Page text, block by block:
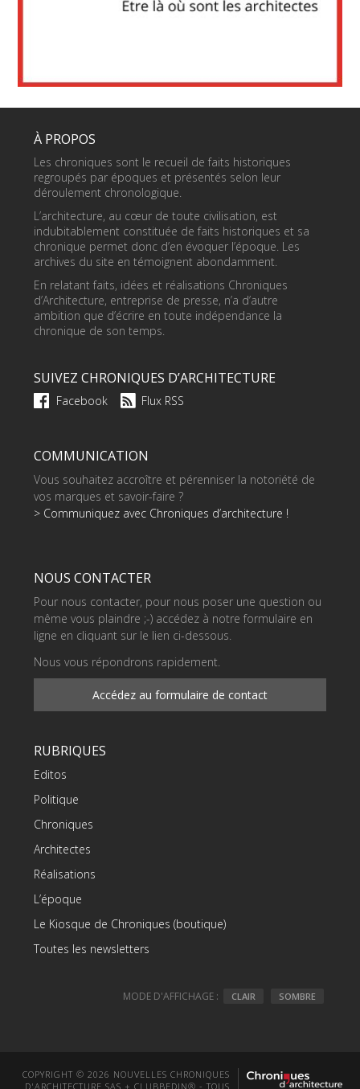
À PROPOS
Les chroniques sont le recueil de faits historiques
regroupés par époques et présentés selon leur
déroulement chronologique.
L’architecture, au cœur de toute civilisation, est
indubitablement constituée de faits historiques et sa
chronique permet donc d’en évoquer l’époque. Les
archives du site en témoignent abondamment.
En relatant faits, idées et réalisations Chroniques
d’Architecture, entreprise de presse, n’a d’autre
ambition que d’écrire en toute indépendance la
chronique de son temps.
SUIVEZ CHRONIQUES D’ARCHITECTURE
Facebook Flux RSS
COMMUNICATION
Vous souhaitez accroître et pérenniser la notoriété de
vos marques et savoir-faire ?
> Communiquez avec Chroniques d’architecture !
NOUS CONTACTER
Pour nous contacter, pour nous poser une question ou
même vous plaindre ;-) accédez à notre formulaire en
ligne en cliquant sur le lien ci-dessous.
Nous vous répondrons rapidement.
Accédez au formulaire de contact
RUBRIQUES
Editos
Politique
Chroniques
Architectes
Réalisations
L’époque
Le Kiosque de Chroniques (boutique)
Toutes les newsletters
MODE D'AFFICHAGE : CLAIR SOMBRE
COPYRIGHT © 2026 NOUVELLES CHRONIQUES
D'ARCHITECTURE SAS + CLUBBEDIN® - TOUS